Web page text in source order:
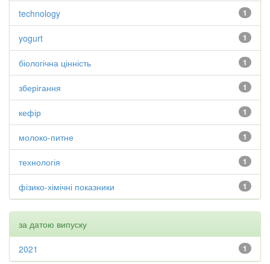
1
technology
1
yogurt
1
біологічна цінність
1
зберігання
1
кефір
1
молоко-питне
1
технологія
1
фізико-хімічні показники
за датою випуску
1
2021